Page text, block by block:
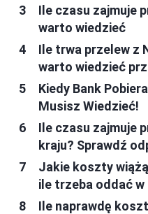
Ile czasu zajmuje
warto wiedzieć
Ile trwa przelew z
warto wiedzieć
Kiedy Bank
Musisz Wiedzieć!
Ile czasu zajmuje
kraju? Sprawdź
Jakie koszty
ile trzeba oddać w
Ile naprawdę